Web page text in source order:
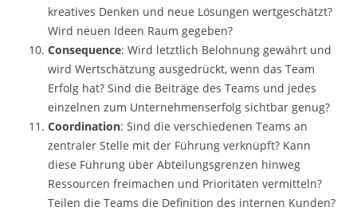
kreatives Denken und neue Lösungen wertgeschätzt?
Wird neuen Ideen Raum gegeben?
Consequence: Wird letztlich Belohnung gewährt und
wird Wertschätzung ausgedrückt, wenn das Team
Erfolg hat? Sind die Beiträge des Teams und jedes
einzelnen zum Unternehmenserfolg sichtbar genug?
Coordination: Sind die verschiedenen Teams an
zentraler Stelle mit der Führung verknüpft? Kann
diese Führung über Abteilungsgrenzen hinweg
Ressourcen freimachen und Prioritäten vermitteln?
Teilen die Teams die Definition des internen Kunden?